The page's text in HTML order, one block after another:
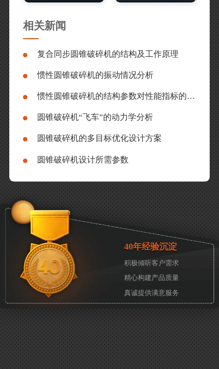
相关新闻
复合同步圆锥破碎机的结构及工作原理
惯性圆锥破碎机的振动情况分析
惯性圆锥破碎机的结构参数对性能指标的影响
圆锥破碎机“飞车”的动力学分析
圆锥破碎机的多目标优化设计方案
圆锥破碎机设计所需参数
40年经验沉淀
积极倾听客户需求
精心构建产品质量
真诚提供满意服务